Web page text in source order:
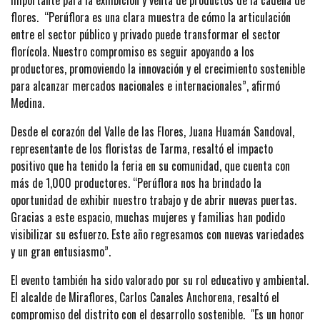
flores. “Perúflora es una clara muestra de cómo la articulación
entre el sector público y privado puede transformar el sector
florícola. Nuestro compromiso es seguir apoyando a los
productores, promoviendo la innovación y el crecimiento sostenible
para alcanzar mercados nacionales e internacionales”, afirmó
Medina.
Desde el corazón del Valle de las Flores, Juana Huamán Sandoval,
representante de los floristas de Tarma, resaltó el impacto
positivo que ha tenido la feria en su comunidad, que cuenta con
más de 1,000 productores. “Perúflora nos ha brindado la
oportunidad de exhibir nuestro trabajo y de abrir nuevas puertas.
Gracias a este espacio, muchas mujeres y familias han podido
visibilizar su esfuerzo. Este año regresamos con nuevas variedades
y un gran entusiasmo”.
El evento también ha sido valorado por su rol educativo y ambiental.
El alcalde de Miraflores, Carlos Canales Anchorena, resaltó el
compromiso del distrito con el desarrollo sostenible. "Es un honor